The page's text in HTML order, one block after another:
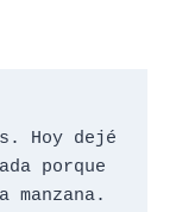
Hoy dejé
porque
manzana.